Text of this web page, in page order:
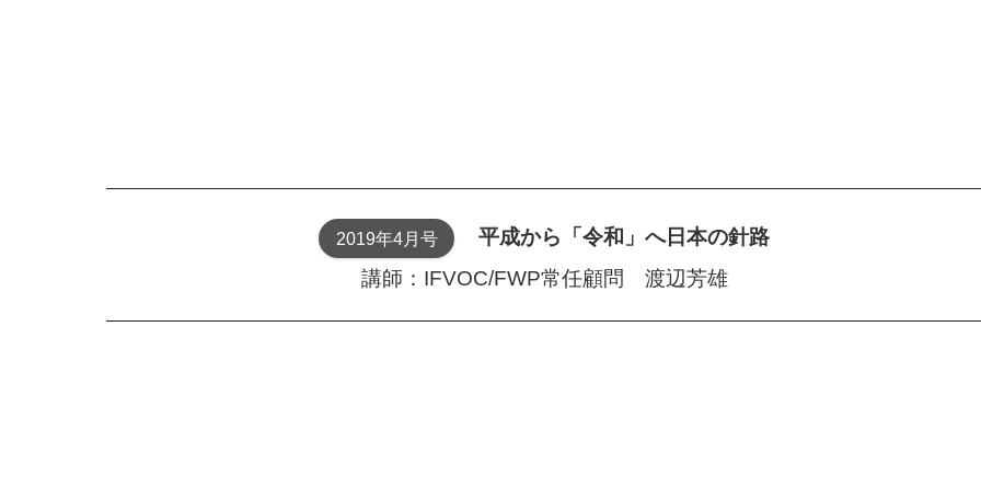
2019年4月号
平成から「令和」へ 日本の針路
講師：IFVOC/FWP常任顧問 渡辺芳雄